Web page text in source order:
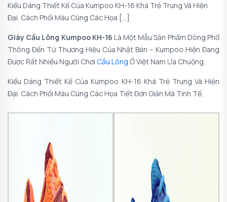
Kiểu Dáng Thiết Kế Của Kumpoo KH-16 Khá Trẻ Trung Và Hiện
Đại. Cách Phối Màu Cùng Các Họa […]
Giày Cầu Lông Kumpoo KH-16 Là Một Mẫu Sản Phẩm Dòng Phổ
Thông Đến Từ Thương Hiệu Của Nhật Bản – Kumpoo Hiện Đang
Được Rất Nhiều Người Chơi Cầu Lông Ở Việt Nam Ưa Chuộng.
Kiểu Dáng Thiết Kế Của Kumpoo KH-16 Khá Trẻ Trung Và Hiện
Đại. Cách Phối Màu Cùng Các Họa Tiết Đơn Giản Mà Tinh Tế.